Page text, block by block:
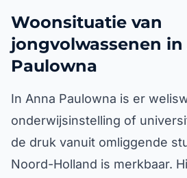
Woonsituatie van
jongvolwassenen in
Paulowna
In Anna Paulowna is er
onderwijsinstelling of
de druk vanuit omliggende
Noord-Holland is merkbaar.